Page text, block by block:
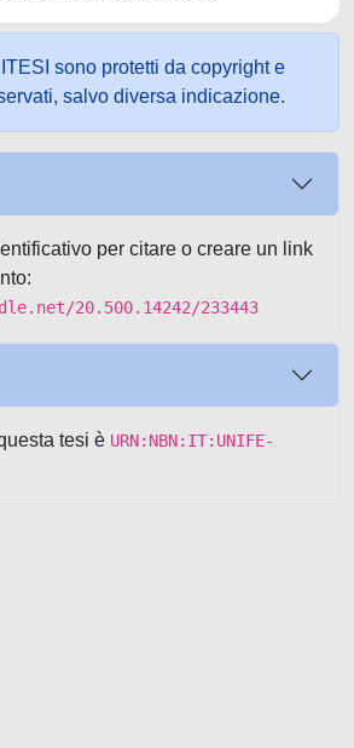
sono protetti da copyright e
salvo diversa indicazione.
per citare o creare un link
20.500.14242/233443
tesi è URN:NBN:IT:UNIFE-